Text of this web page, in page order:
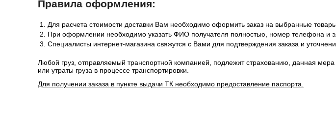
Правила оформления:
Для расчета стоимости доставки Вам необходимо оформить заказ на выбранные
При оформлении необходимо указать ФИО получателя полностью, номер телефона и
Специалисты интернет-магазина свяжутся с Вами для подтверждения заказа и
Любой груз, отправляемый транспортной компанией, подлежит страхованию, данная
или утраты груза в процессе транспортировки.
Для получении заказа в пункте выдачи ТК необходимо предоставление паспорта.